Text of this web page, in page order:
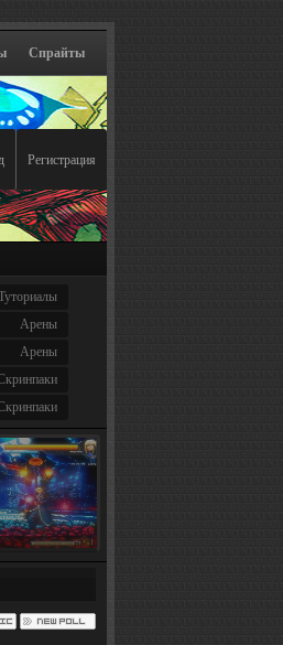
Спрайты
Регистрация
Арены
Арены